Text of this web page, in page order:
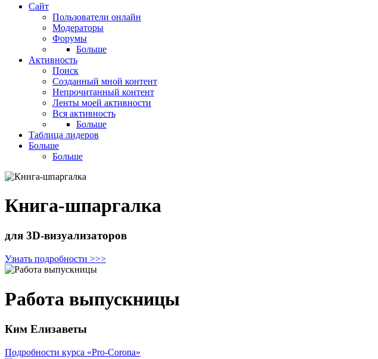
Сайт
Пользователи онлайн
Модераторы
Форумы
Больше
Активность
Поиск
Созданный мной контент
Непрочитанный контент
Ленты моей активности
Вся активность
Больше
Таблица лидеров
Больше
Больше
Книга-шпаргалка
для 3D-визуализаторов
Узнать подробности >>>
Работа выпускницы
Ким Елизаветы
Подробности курса «Pro-Corona»